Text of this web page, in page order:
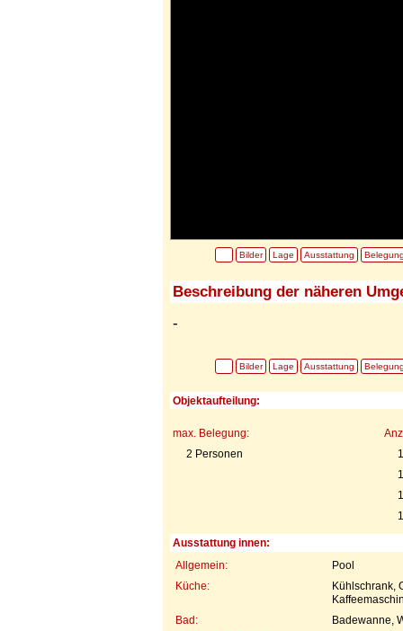
Bilder Lage Ausstattung
Beschreibung der näheren
-
Bilder Lage Ausstattung
Objektaufteilung:
max. Belegung:
2 Personen
Ausstattung innen:
Allgemein:
Pool
Küche:
Kühlschrank,
Bad:
Badewanne,